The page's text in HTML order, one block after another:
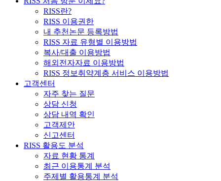
RISS란?
RISS 이용권한
내 추천논문 등록방법
RISS 자료 유형별 이용방법
복사/대출 이용방법
해외전자자료 이용방법
RISS 정보취약계층 서비스 이용방법
고객센터
자주 찾는 질문
상담 신청
상담 내역 확인
고객제안
신고센터
RISS 활용도 분석
자료 현황 통계
최근 이용통계 분석
주제별 활용통계 분석